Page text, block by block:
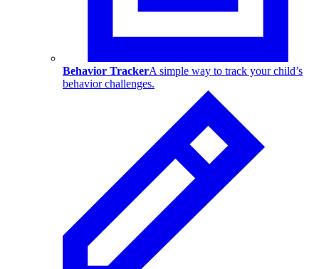
Behavior TrackerA simple way to track your child’s
behavior challenges.